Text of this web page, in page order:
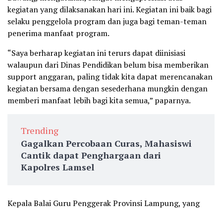
kegiatan yang dilaksanakan hari ini. Kegiatan ini baik bagi
selaku penggelola program dan juga bagi teman-teman
penerima manfaat program.
“Saya berharap kegiatan ini terurs dapat diinisiasi
walaupun dari Dinas Pendidikan belum bisa memberikan
support anggaran, paling tidak kita dapat merencanakan
kegiatan bersama dengan sesederhana mungkin dengan
memberi manfaat lebih bagi kita semua,” paparnya.
Trending
Gagalkan Percobaan Curas, Mahasiswi
Cantik dapat Penghargaan dari
Kapolres Lamsel
Kepala Balai Guru Penggerak Provinsi Lampung, yang